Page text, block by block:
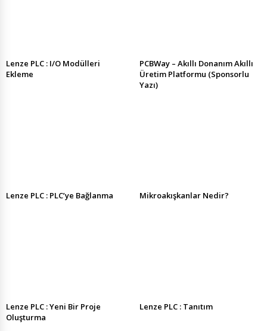
Lenze PLC : I/O Modülleri
Ekleme
PCBWay – Akıllı Donanım Akıllı
Üretim Platformu (Sponsorlu
Yazı)
Lenze PLC : PLC’ye Bağlanma Mikroakışkanlar Nedir?
Lenze PLC : Yeni Bir Proje
Oluşturma
Lenze PLC : Tanıtım